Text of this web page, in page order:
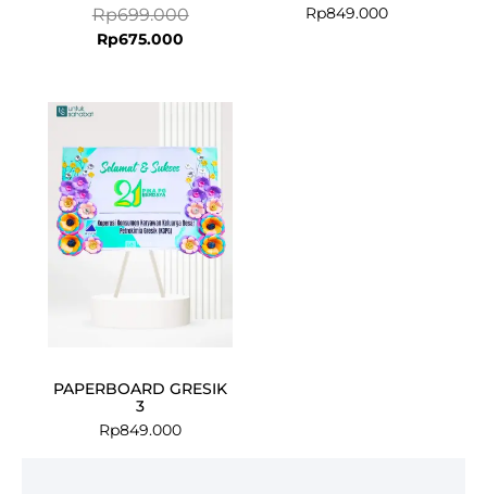
Rp699.000
Rp675.000
Rp849.000
PAPERBOARD GRESIK
3
Rp849.000